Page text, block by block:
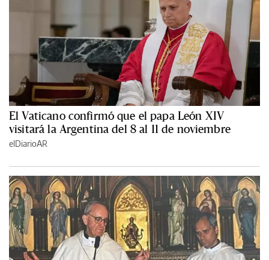
El Vaticano confirmó que el papa León XIV
visitará la Argentina del 8 al 11 de noviembre
elDiarioAR